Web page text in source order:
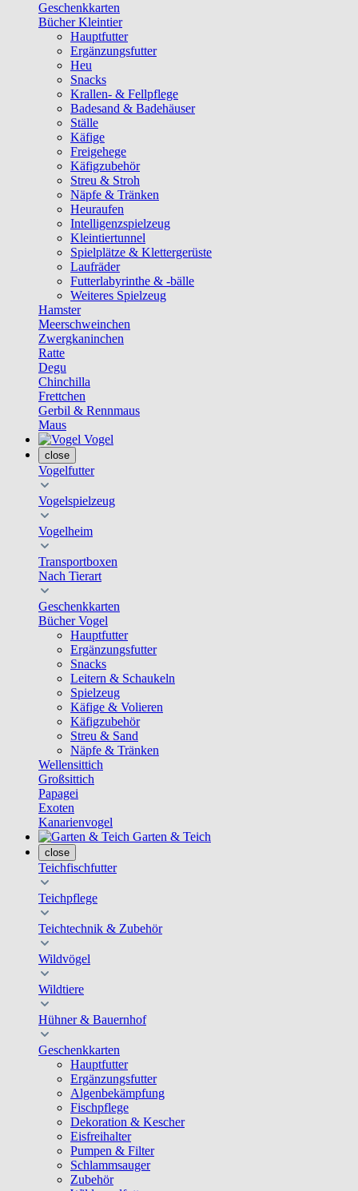
Geschenkkarten
Bücher Kleintier
Hauptfutter
Ergänzungsfutter
Heu
Snacks
Krallen- & Fellpflege
Badesand & Badehäuser
Ställe
Käfige
Freigehege
Käfigzubehör
Streu & Stroh
Näpfe & Tränken
Heuraufen
Intelligenzspielzeug
Kleintiertunnel
Spielplätze & Klettergerüste
Laufräder
Futterlabyrinthe & -bälle
Weiteres Spielzeug
Hamster
Meerschweinchen
Zwergkaninchen
Ratte
Degu
Chinchilla
Frettchen
Gerbil & Rennmaus
Maus
Vogel
close
Vogelfutter
Vogelspielzeug
Vogelheim
Transportboxen
Nach Tierart
Geschenkkarten
Bücher Vogel
Hauptfutter
Ergänzungsfutter
Snacks
Leitern & Schaukeln
Spielzeug
Käfige & Volieren
Käfigzubehör
Streu & Sand
Näpfe & Tränken
Wellensittich
Großsittich
Papagei
Exoten
Kanarienvogel
Garten & Teich
close
Teichfischfutter
Teichpflege
Teichtechnik & Zubehör
Wildvögel
Wildtiere
Hühner & Bauernhof
Geschenkkarten
Hauptfutter
Ergänzungsfutter
Algenbekämpfung
Fischpflege
Dekoration & Kescher
Eisfreihalter
Pumpen & Filter
Schlammsauger
Zubehör